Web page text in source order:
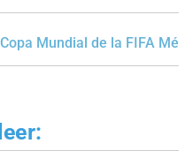
Copa Mundial de la FIFA